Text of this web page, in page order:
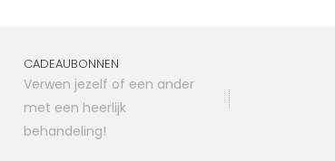
CADEAUBONNEN
Verwen jezelf of een ander
met een heerlijk
behandeling!